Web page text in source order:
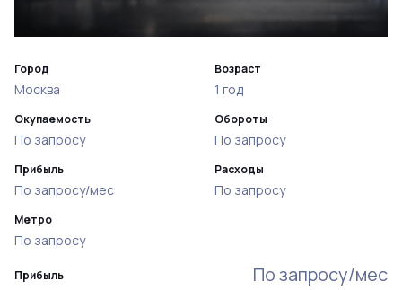
Прибыль По запросу/мес
Город
Москва
Окупаемость
По запросу
Прибыль
По запросу/мес
Возраст
1 год
Обороты
По запросу
Расходы
По запросу
Метро
По запросу